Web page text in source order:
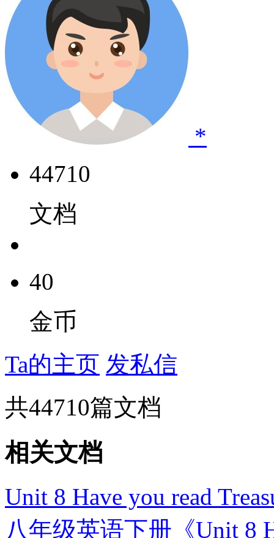
*
44710
文档
40
金币
Ta的主页 发私信
共44710篇文档
相关文档
Unit 8 Have you read
八年级英语下册《Unit 8